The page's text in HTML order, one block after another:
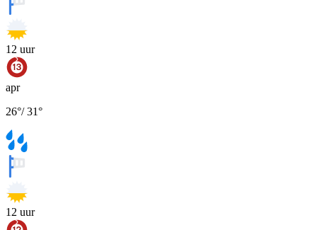
12 uur
apr
26°/31°
12 uur